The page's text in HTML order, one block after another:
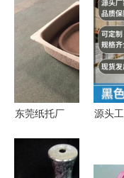
东莞纸托厂
装厂家定制
源头